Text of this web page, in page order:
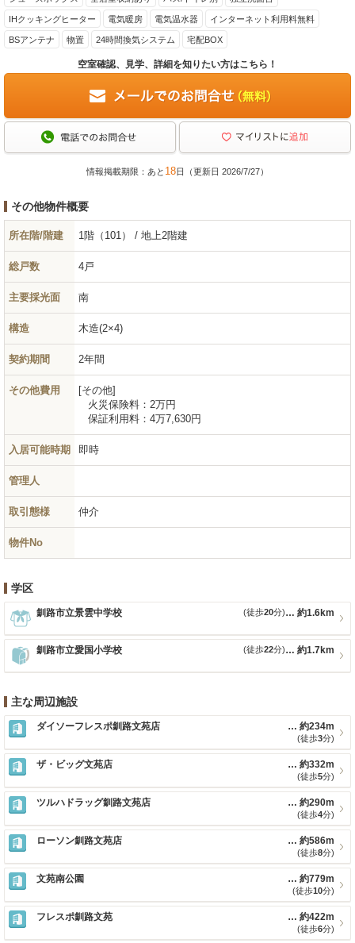
IHクッキングヒーター 電気暖房 電気温水器 インターネット利用料無料
BSアンテナ 物置 24時間換気システム 宅配BOX
空室確認、見学、詳細を知りたい方はこちら！
情報掲載期限：あと 18日（更新日 2026/7/27）
その他物件概要
所在階/階建 1階（101） / 地上2階建
総戸数 4戸
主要採光面 南
構造 木造(2×4)
契約期間 2年間
その他費用
その他
火災保険料： 2万円
保証利用料： 4万7,630円
入居可能時期 即時
管理人
取引態様 仲介
物件No
学区
釧路市立景雲中学校 約1.6km
(徒歩20分)
釧路市立愛国小学校 約1.7km
(徒歩22分)
主な周辺施設
ダイソーフレスポ釧路文苑店 約234m
(徒歩3分)
ザ・ビッグ文苑店 約332m
(徒歩5分)
ツルハドラッグ釧路文苑店 約290m
(徒歩4分)
ローソン釧路文苑店 約586m
(徒歩8分)
文苑南公園 約779m
(徒歩10分)
フレスポ釧路文苑 約422m
(徒歩6分)